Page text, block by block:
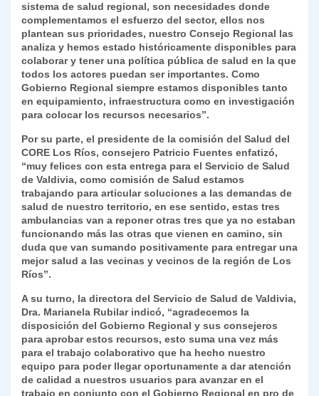
sistema de salud regional, son necesidades donde
complementamos el esfuerzo del sector, ellos nos
plantean sus prioridades, nuestro Consejo Regional las
analiza y hemos estado históricamente disponibles para
colaborar y tener una política pública de salud en la que
todos los actores puedan ser importantes. Como
Gobierno Regional siempre estamos disponibles tanto
en equipamiento, infraestructura como en investigación
para colocar los recursos necesarios”.
Por su parte, el presidente de la comisión del Salud del
CORE Los Ríos, consejero Patricio Fuentes enfatizó,
“muy felices con esta entrega para el Servicio de Salud
de Valdivia, como comisión de Salud estamos
trabajando para articular soluciones a las demandas de
salud de nuestro territorio, en ese sentido, estas tres
ambulancias van a reponer otras tres que ya no estaban
funcionando más las otras que vienen en camino, sin
duda que van sumando positivamente para entregar una
mejor salud a las vecinas y vecinos de la región de Los
Ríos”.
A su turno, la directora del Servicio de Salud de Valdivia,
Dra. Marianela Rubilar indicó, “agradecemos la
disposición del Gobierno Regional y sus consejeros
para aprobar estos recursos, esto suma una vez más
para el trabajo colaborativo que ha hecho nuestro
equipo para poder llegar oportunamente a dar atención
de calidad a nuestros usuarios para avanzar en el
trabajo en conjunto con el Gobierno Regional en pro de